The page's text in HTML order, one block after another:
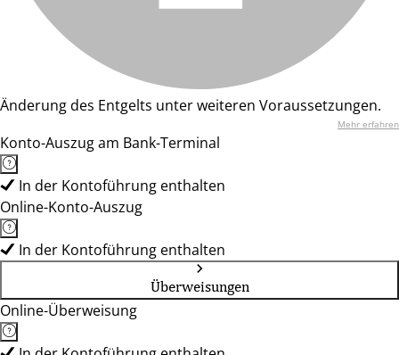
Änderung des Entgelts unter weiteren Voraussetzungen.
Mehr erfahren
Konto-Auszug am Bank-Terminal
In der Kontoführung enthalten
Online-Konto-Auszug
In der Kontoführung enthalten
Überweisungen
Online-Überweisung